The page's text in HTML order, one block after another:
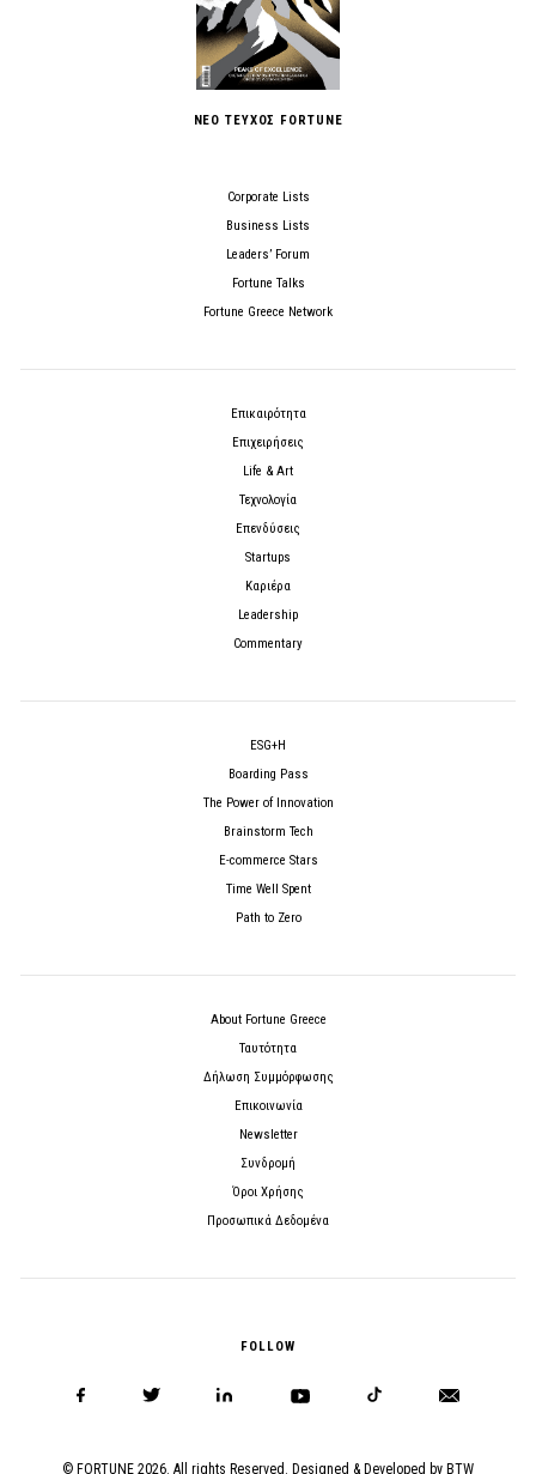
ΝΕΟ ΤΕΥΧΟΣ FORTUNE
Corporate Lists
Business Lists
Leaders’ Forum
Fortune Talks
Fortune Greece Network
Επικαιρότητα
Επιχειρήσεις
Life & Art
Τεχνολογία
Επενδύσεις
Startups
Καριέρα
Leadership
Commentary
ESG+H
Boarding Pass
The Power of Innovation
Brainstorm Tech
E-commerce Stars
Time Well Spent
Path to Zero
About Fortune Greece
Ταυτότητα
Δήλωση Συμμόρφωσης
Επικοινωνία
Newsletter
Συνδρομή
Όροι Χρήσης
Προσωπικά Δεδομένα
FOLLOW
© FORTUNE 2026. All rights Reserved. Designed & Developed by BTW